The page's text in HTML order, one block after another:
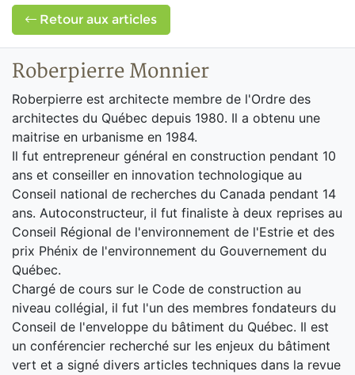
Retour aux articles
Roberpierre Monnier
Roberpierre est architecte membre de l'Ordre des
architectes du Québec depuis 1980. Il a obtenu une
maitrise en urbanisme en 1984.
Il fut entrepreneur général en construction pendant 10
ans et conseiller en innovation technologique au
Conseil national de recherches du Canada pendant 14
ans. Autoconstructeur, il fut finaliste à deux reprises au
Conseil Régional de l'environnement de l'Estrie et des
prix Phénix de l'environnement du Gouvernement du
Québec.
Chargé de cours sur le Code de construction au
niveau collégial, il fut l'un des membres fondateurs du
Conseil de l'enveloppe du bâtiment du Québec. Il est
un conférencier recherché sur les enjeux du bâtiment
vert et a signé divers articles techniques dans la revue